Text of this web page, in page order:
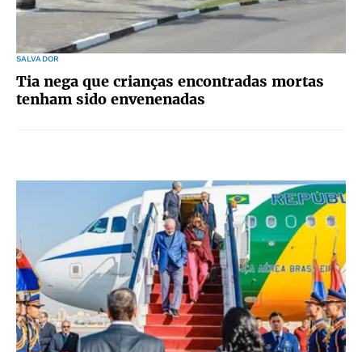
SALVADOR
Tia nega que crianças encontradas mortas
tenham sido envenenadas